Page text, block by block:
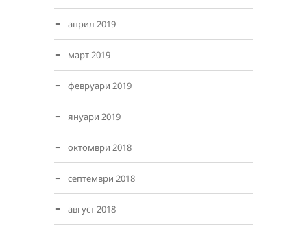
април 2019
март 2019
февруари 2019
януари 2019
октомври 2018
септември 2018
август 2018